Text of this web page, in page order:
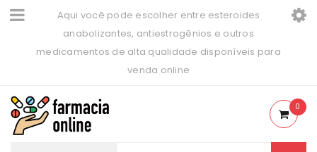
Aqui você pode escolher entre esteroides
anabolizantes, antiestrogênios e outros
medicamentos de alta qualidade disponíveis para
venda online
0